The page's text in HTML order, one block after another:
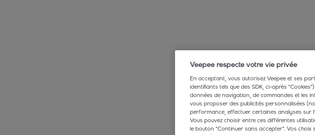
Veepee respecte votre vie privée
En acceptant, vous autorisez Veepee et ses
identifiants tels que des SDK, ci-après
données de navigation, de commandes et les
vous proposer des publicités personnalisées
performance, effectuer certaines analyses sur
Vous pouvez choisir entre ces différentes
le bouton "Continuer sans accepter". Vos